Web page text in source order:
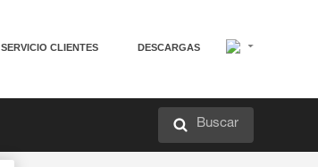
SERVICIO CLIENTES DESCARGAS
Buscar